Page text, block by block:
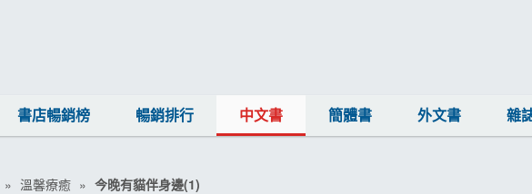
書店暢銷榜 暢銷排行 中文書 簡體書 外文書 雜
溫馨療癒 今晚有貓伴身邊(1)